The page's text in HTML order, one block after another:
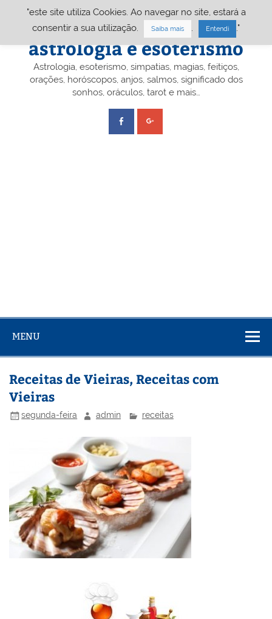
Portal A&E – Portal
astrologia e esoterismo
Astrologia, esoterismo, simpatias, magias, feitiços,
orações, horóscopos, anjos, salmos, significado dos
sonhos, oráculos, tarot e mais…
MENU
Receitas de Vieiras, Receitas com
Vieiras
segunda-feira admin receitas
"este site utiliza Cookies. Ao navegar no site, estará a
consentir a sua utilização.
Saiba mais Entendi ."